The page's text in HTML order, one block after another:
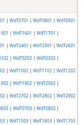
| WdT0701 | WdT0801 | WdT0901
| WdT1601 | WdT1701 |
| WdT2401 | WdT2501 | WdT2601
| WdT0202| WdT0302|
| WdT1002| WdT1102| WdT1202
| WdT1902| WdT2002|
| WdT2702| WdT2802| WdT2902
| WdT0703| WdT0803|
| WdT1503| WdT1603| WdT1703